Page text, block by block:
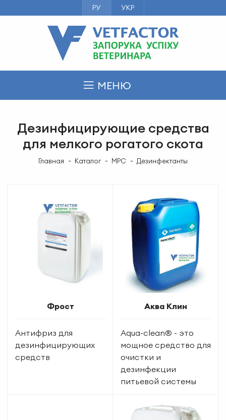
РУ УКР
МЕНЮ
Дезинфицирующие средства
для мелкого рогатого скота
Главная Каталог МРС Дезинфектанты
Фрост
Антифриз для
дезинфицирующих
средств
Аква Клин
Aqua-clean® - это
мощное средство для
очистки и
дезинфекции
питьевой системы